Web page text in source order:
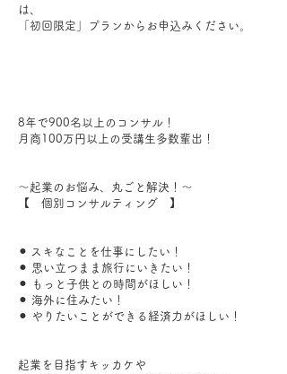
は、
「初回限定」プランからお申込みください。
8年で900名以上のコンサル！
月商100万円以上の受講生多数輩出！
～起業のお悩み、丸ごと解決！～
【 個別コンサルティング 】
⚫︎ スキなことを仕事にしたい！
⚫︎ 思い立つまま旅行にいきたい！
⚫︎ もっと子供との時間がほしい！
⚫︎ 海外に住みたい！
⚫︎ やりたいことができる経済力がほしい！
起業を目指すキッカケや